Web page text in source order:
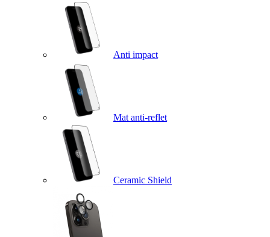
Anti impact
Mat anti-reflet
Ceramic Shield